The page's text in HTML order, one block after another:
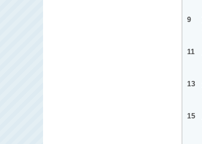
9
11
13
15